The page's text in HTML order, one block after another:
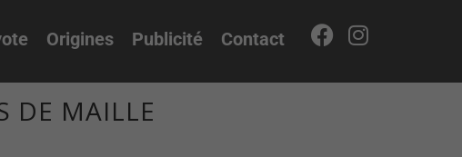
Origines Publicité Contact
DE MAILLE